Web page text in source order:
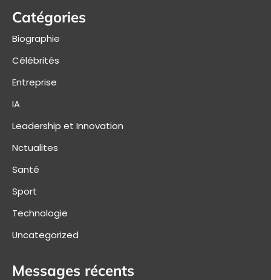
Catégories
Biographie
Célébrités
Entreprise
IA
Leadership et Innovation
Nctualites
Santé
Sport
Technologie
Uncategorized
Messages récents